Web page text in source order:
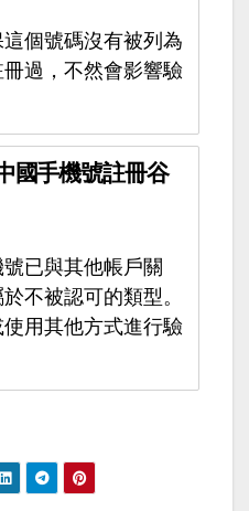
個號碼沒有被列為
過，不然會影響驗
國手機號註冊谷
已與其他帳戶關
不被認可的類型。
用其他方式進行驗